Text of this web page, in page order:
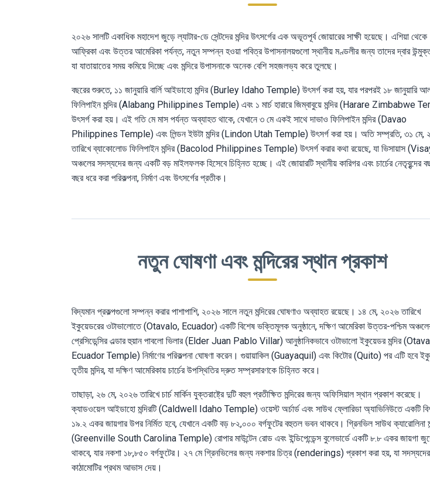
২০২৬ সালটি একাধিক মহাদেশ জুড়ে ল্যাটার-ডে সেন্টদের মন্দির উৎসর্গের এক অভূতপূর্ব জোয়ারের সাক্ষী হয়েছে। এশিয়া থেকে
আফ্রিকা এবং উত্তর আমেরিকা পর্যন্ত, নতুন সম্পন্ন হওয়া পবিত্র উপাসনালয়গুলো স্থানীয় মণ্ডলীর জন্য তাদের দ্বার
যা যাতায়াতের সময় কমিয়ে দিচ্ছে এবং মন্দিরে উপাসনাকে অনেক বেশি সহজলভ্য করে তুলছে।
বছরের শুরুতে, ১১ জানুয়ারি বার্লি আইডাহো মন্দির (Burley Idaho Temple) উৎসর্গ করা হয়, যার পরপরই ১৮ জানুয়ারি
ফিলিপাইন মন্দির (Alabang Philippines Temple) এবং ১ মার্চ হারারে জিম্বাবুয়ে মন্দির (Harare Zimbabwe
উৎসর্গ করা হয়। এই গতি মে মাস পর্যন্ত অব্যাহত থাকে, যেখানে ৩ মে একই সাথে দাভাও ফিলিপাইন মন্দির (Davao
Philippines Temple) এবং লিন্ডন ইউটা মন্দির (Lindon Utah Temple) উৎসর্গ করা হয়। অতি সম্প্রতি, ৩১ মে,
তারিখে ব্যাকোলোড ফিলিপাইন মন্দির (Bacolod Philippines Temple) উৎসর্গ করার কথা রয়েছে, যা ভিসায়াস
অঞ্চলের সদস্যদের জন্য একটি বড় মাইলফলক হিসেবে চিহ্নিত হচ্ছে। এই জোয়ারটি স্থানীয় কারিগর এবং চার্চের নেতৃবৃন্দের
বছর ধরে করা পরিকল্পনা, নির্মাণ এবং উৎসর্গের প্রতীক।
নতুন ঘোষণা এবং মন্দিরের স্থান প্রকাশ
বিদ্যমান প্রকল্পগুলো সম্পন্ন করার পাশাপাশি, ২০২৬ সালে নতুন মন্দিরের ঘোষণাও অব্যাহত রয়েছে। ১৪ মে, ২০২৬ তারিখে
ইকুয়েডরের ওটাভালোতে (Otavalo, Ecuador) একটি বিশেষ ভক্তিমূলক অনুষ্ঠানে, দক্ষিণ আমেরিকা উত্তর-পশ্চিম
প্রেসিডেন্সির এল্ডার হুয়ান পাবলো ভিলার (Elder Juan Pablo Villar) আনুষ্ঠানিকভাবে ওটাভালো ইকুয়েডর মন্দির
Ecuador Temple) নির্মাণের পরিকল্পনা ঘোষণা করেন। গুয়ায়াকিল (Guayaquil) এবং কিটোর (Quito) পর এটি হবে
তৃতীয় মন্দির, যা দক্ষিণ আমেরিকায় চার্চের উপস্থিতির দ্রুত সম্প্রসারণকে চিহ্নিত করে।
তাছাড়া, ২৬ মে, ২০২৬ তারিখে চার্চ মার্কিন যুক্তরাষ্ট্রে দুটি বহুল প্রতীক্ষিত মন্দিরের জন্য অফিসিয়াল স্থান প্রকাশ করেছে।
ক্যাডওয়েল আইডাহো মন্দিরটি (Caldwell Idaho Temple) ওয়েস্ট অর্চার্ড এবং সাউথ ফ্লোরিডা অ্যাভিনিউতে একটি
১৯.২ একর জায়গার উপর নির্মিত হবে, যেখানে একটি বড় ৮২,০০০ বর্গফুটের বহুতল ভবন থাকবে। গ্রিনভিল সাউথ ক্যারোলিনা
(Greenville South Carolina Temple) রোপার মাউন্টেন রোড এবং ইন্ডিপেন্ডেন্স বুলেভার্ডে একটি ৮.৮ একর জায়গা
থাকবে, যার নকশা ১৮,৮৫০ বর্গফুটের। ২৭ মে গ্রিনভিলের জন্য নকশার চিত্র (renderings) প্রকাশ করা হয়, যা
কাঠামোটির প্রথম আভাস দেয়।